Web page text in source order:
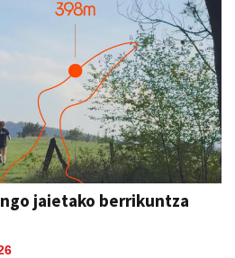
jaietako berrikuntza